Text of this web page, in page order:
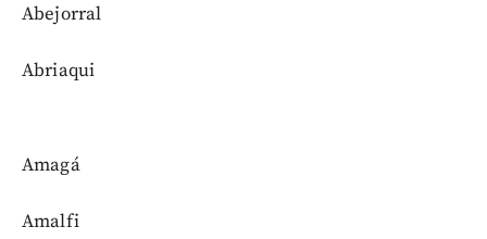
Abejorral
Abriaqui
Amagá
Amalfi